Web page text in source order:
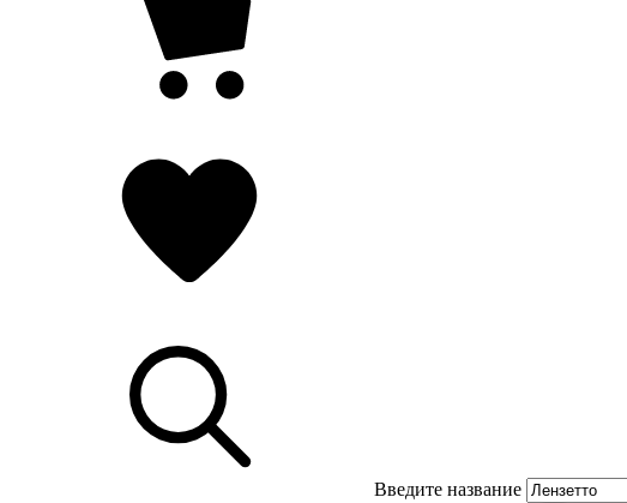
Введите название